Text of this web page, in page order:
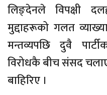
लिङ्देनले विपक्षी
मुद्दाहरूको गलत
मन्तव्यपछि दुवै
विरोधकै बीच संसद
बाहिरिए ।